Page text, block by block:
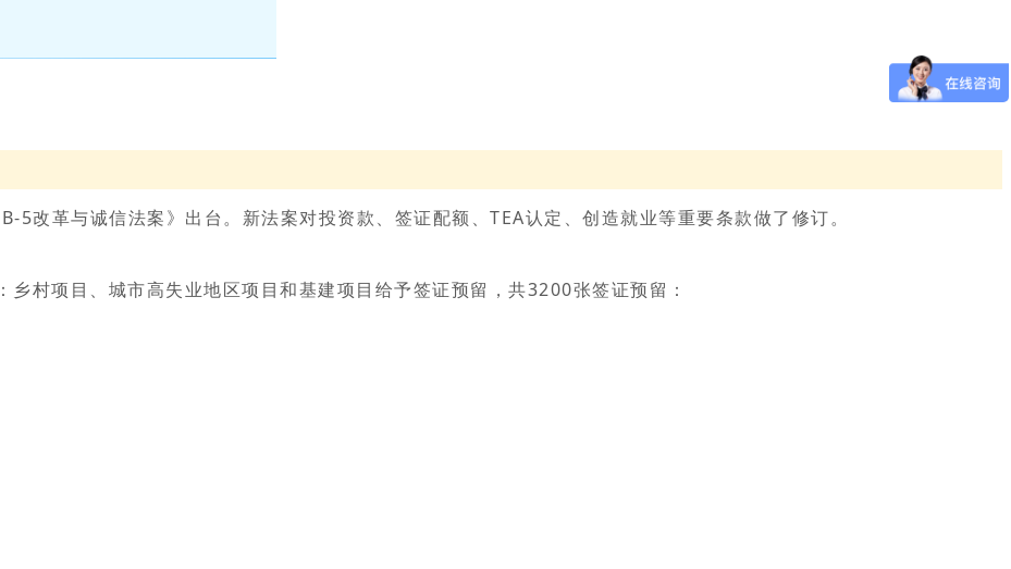
革与诚信法案》出台。新法案对投资款、签证配额、TEA认定、创造就业等重要条款做了修订。
村项目、城市高失业地区项目和基建项目给予签证预留，共3200张签证预留：